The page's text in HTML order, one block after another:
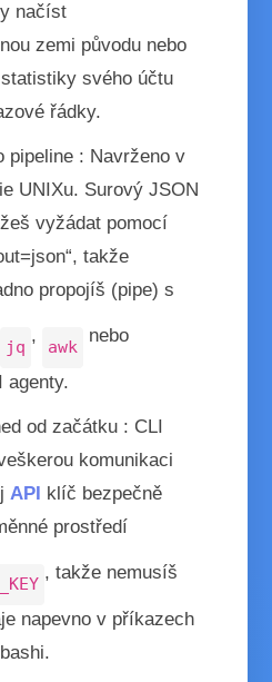
načíst
zemi původu nebo
svého účtu
řádky.
pipeline : Navrženo v
UNIXu. Surový JSON
vyžádat pomocí
takže
propojíš (pipe) s
jq
,
awk
nebo
agenty.
od začátku : CLI
komunikaci
API klíč bezpečně
prostředí
, takže nemusíš
napevno v příkazech